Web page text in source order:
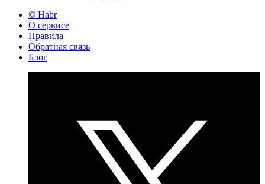
© Habr
О сервисе
Правила
Обратная связь
Блог